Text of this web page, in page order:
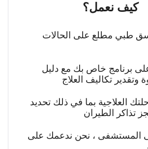
نعمل؟
مطلع على الحالات
خاص بك مع دليل
تكاليف العلاج
بما في ذلك تحديد
الطيران
، نحن ندعمك على